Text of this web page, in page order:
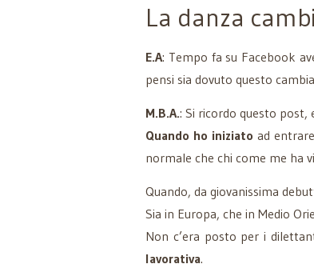
La danza
E.A: Tempo fa su Facebook
pensi sia dovuto questo
M.B.A.: Si ricordo questo post,
Quando ho iniziato ad
normale che chi come me ha
Quando, da giovanissima
Sia in Europa, che in Medio
Non c’era posto per i
lavorativa.